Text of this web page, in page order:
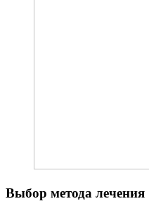
Выбор метода лечения